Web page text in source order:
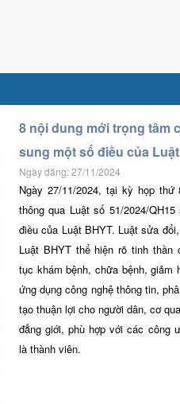
8 nội dung mới trọng tâm
sung một số điều của
Ngày đăng: 27/11/2024
Ngày 27/11/2024, tại kỳ họp
thông qua Luật số 51/2024/
điều của Luật BHYT. Luật sửa
Luật BHYT thể hiện rõ tinh thần
tục khám bệnh, chữa bệnh, giảm
ứng dụng công nghệ thông tin,
tạo thuận lợi cho người dân, cơ
đẳng giới, phù hợp với các công
là thành viên.